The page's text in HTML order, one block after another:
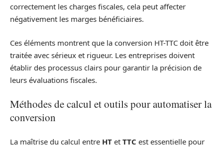
correctement les charges fiscales, cela peut affecter
négativement les marges bénéficiaires.
Ces éléments montrent que la conversion HT-TTC doit être
traitée avec sérieux et rigueur. Les entreprises doivent
établir des processus clairs pour garantir la précision de
leurs évaluations fiscales.
Méthodes de calcul et outils pour automatiser la
conversion
La maîtrise du calcul entre HT et TTC est essentielle pour